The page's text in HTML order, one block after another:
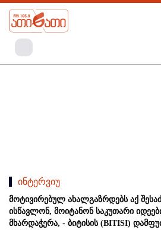
ინტერვიუ
მოტივირებულ ახალგაზრდებს აქ
ისწავლონ, მოიტანონ საკუთარი
მხარდაჭერა, - ბიტისის (BITISI)